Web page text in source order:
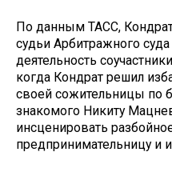
По данным ТАСС,
судьи Арбитражного
деятельность
когда Кондрат решил
своей сожительницы по
знакомого Никиту
инсценировать
предпринимательницу и